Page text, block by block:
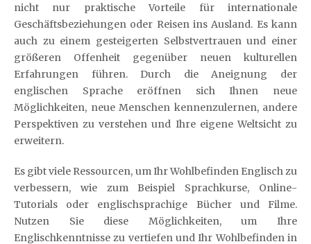
nicht nur praktische Vorteile für internationale
Geschäftsbeziehungen oder Reisen ins Ausland. Es kann
auch zu einem gesteigerten Selbstvertrauen und einer
größeren Offenheit gegenüber neuen kulturellen
Erfahrungen führen. Durch die Aneignung der
englischen Sprache eröffnen sich Ihnen neue
Möglichkeiten, neue Menschen kennenzulernen, andere
Perspektiven zu verstehen und Ihre eigene Weltsicht zu
erweitern.
Es gibt viele Ressourcen, um Ihr Wohlbefinden Englisch zu
verbessern, wie zum Beispiel Sprachkurse, Online-
Tutorials oder englischsprachige Bücher und Filme.
Nutzen Sie diese Möglichkeiten, um Ihre
Englischkenntnisse zu vertiefen und Ihr Wohlbefinden in